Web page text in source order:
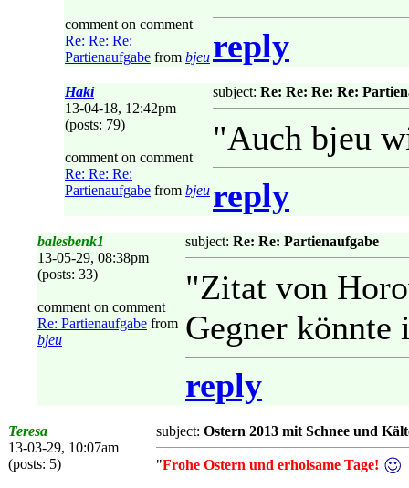
comment on comment
Re: Re: Re:
Partienaufgabe from bjeu reply
Haki
13-04-18, 12:42pm
(posts: 79)
comment on comment
Re: Re: Re:
Partienaufgabe from bjeu
subject: Re: Re: Re: Re:
"Auch bjeu
reply
balesbenk1
13-05-29, 08:38pm
(posts: 33)
comment on comment
Re: Partienaufgabe from
bjeu
subject: Re: Re: Partienaufgabe
"Zitat von
Gegner
reply
Teresa
13-03-29, 10:07am
(posts: 5)
subject: Ostern 2013 mit Schnee und
"Frohe Ostern und erholsame Tage!